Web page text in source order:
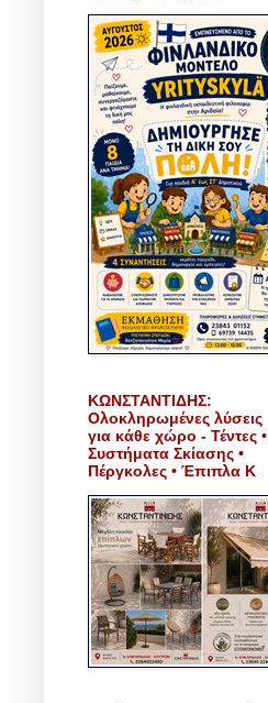
ΚΩΝΣΤΑΝΤΙΔΗΣ:
Ολοκληρωμένες λύσεις
για κάθε χώρο - Τέντες •
Συστήματα Σκίασης •
Πέργκολες • Έπιπλα Κ